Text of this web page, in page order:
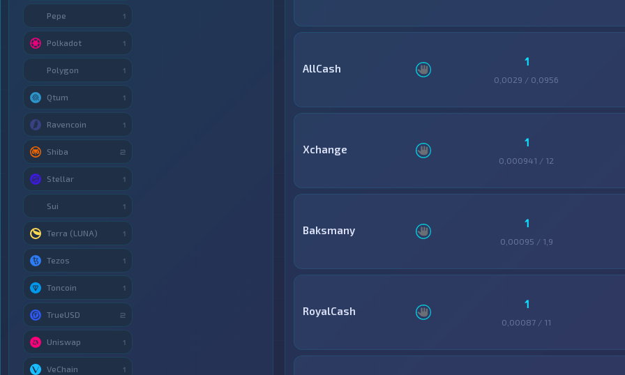
AllCash 1
0,0029 / 0,0956
Xchange 1
0,000941 / 12
Baksmany 1
0,00095 / 1,9
RoyalCash 1
0,00087 / 11
Pepe 1
Polkadot 1
Polygon 1
Qtum 1
Ravencoin 1
Shiba 2
Stellar 1
Sui 1
Terra (LUNA) 1
Tezos 1
Toncoin 1
TrueUSD 2
Uniswap 1
VeChain 1